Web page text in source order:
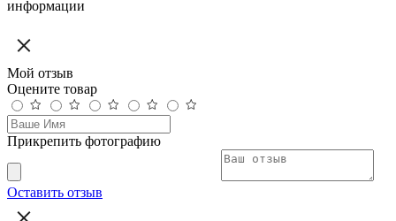
информации
Мой отзыв
Оцените товар
Прикрепить фотографию
Оставить отзыв